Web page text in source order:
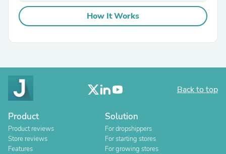
How It Works
Back to top
Product
Product reviews
Store reviews
Features
Solution
For dropshippers
For starting stores
For growing stores